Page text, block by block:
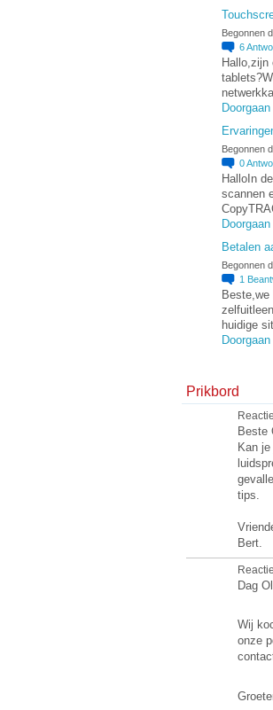
Begonnen
6
Hallo,zijn
Doorgaan
Begonnen
0
HalloIn
scannen
Doorgaan
Betalen
Begonnen
1
huidige
Doorgaan
Prikbord
Beste
Kan
tips.
Bert.
Dag
Wij
onze